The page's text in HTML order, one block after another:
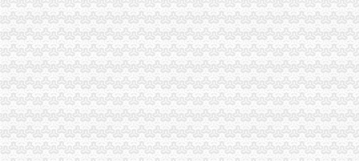
厦门虚拟注册地址能为注册公司做什么-久久信息网
虚拟地址注册公司【企业吧】_百度贴吧
张江注册公司虚拟地址注册上海公司流程_搜狐财经_搜狐网
上海虚拟地址注册公司的优势分析-商务服务
关于虚拟地址注册公司 你所不知道的问题_北京代办注册公司-泓灼_
注册北京公司北京注册公司虚拟地址
注册公司虚拟地址到底可靠不可靠,会不会有人来查我？-商务服务
张江注册公司虚拟地址注册上海公司流程_搜狐财经_搜狐网
注册公司能否使用虚拟地址？
苏州工业园区虚拟地址注册公司需要哪些-商务服务-番禺社区网